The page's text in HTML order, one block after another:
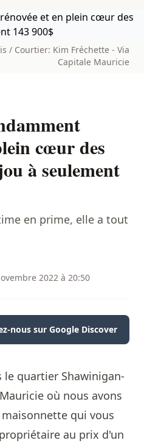
/ Courtier: Kim Fréchette - Via
Capitale Mauricie
cœur des
à seulement
en prime, elle a tout
2022 à 20:50
nous sur Google Discover
quartier Shawinigan-
où nous avons
qui vous
au prix d'un